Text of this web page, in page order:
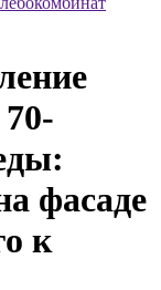
фасаде
к